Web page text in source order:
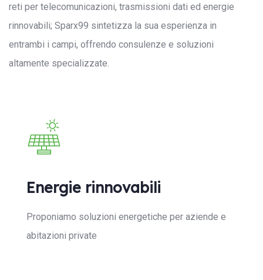
reti per telecomunicazioni, trasmissioni dati ed energie
rinnovabili; Sparx99 sintetizza la sua esperienza in
entrambi i campi, offrendo consulenze e soluzioni
altamente specializzate.
Energie rinnovabili
Proponiamo soluzioni energetiche per aziende e
abitazioni private